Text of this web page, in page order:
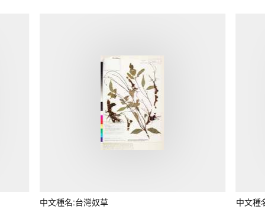
中文種名:台灣奴草 中文種